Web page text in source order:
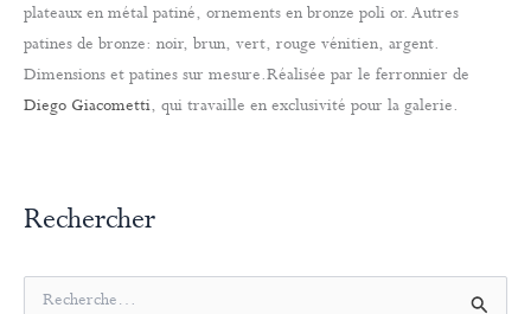
plateaux en métal patiné, ornements en bronze poli or. Autres
patines de bronze: noir, brun, vert, rouge vénitien, argent.
Dimensions et patines sur mesure.Réalisée par le ferronnier de
Diego Giacometti, qui travaille en exclusivité pour la galerie.
Rechercher